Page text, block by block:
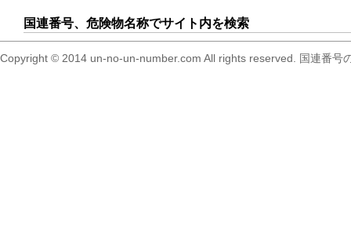
国連番号、危険物名称でサイト内を検索
Copyright © 2014 un-no-un-number.com All rights reserved. 国連番号